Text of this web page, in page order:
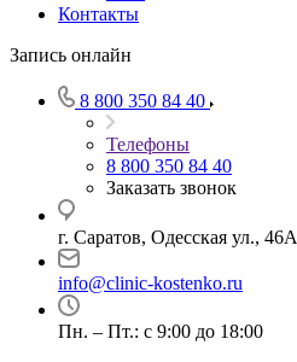
Контакты
Запись онлайн
8 800 350 84 40
Телефоны
8 800 350 84 40
Заказать звонок
г. Саратов, Одесская ул., 46А
info@clinic-kostenko.ru
Пн. – Пт.: с 9:00 до 18:00